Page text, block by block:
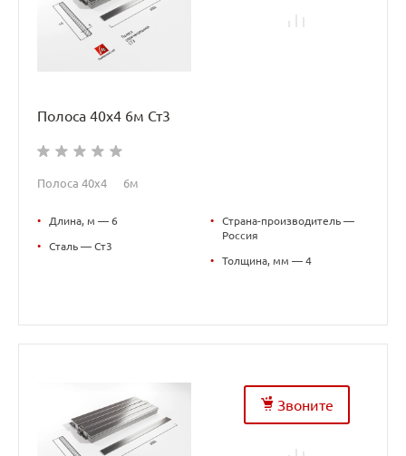
Полоса 40х4 6м Ст3
Полоса 40х4 6м
• Длина, м — 6
• Сталь — Ст3
•
Страна-производитель —
Россия
• Толщина, мм — 4
Звоните